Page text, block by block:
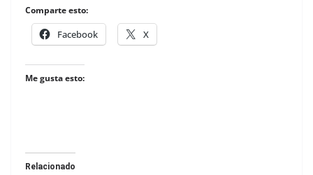
Comparte esto:
Facebook X
Me gusta esto:
Relacionado